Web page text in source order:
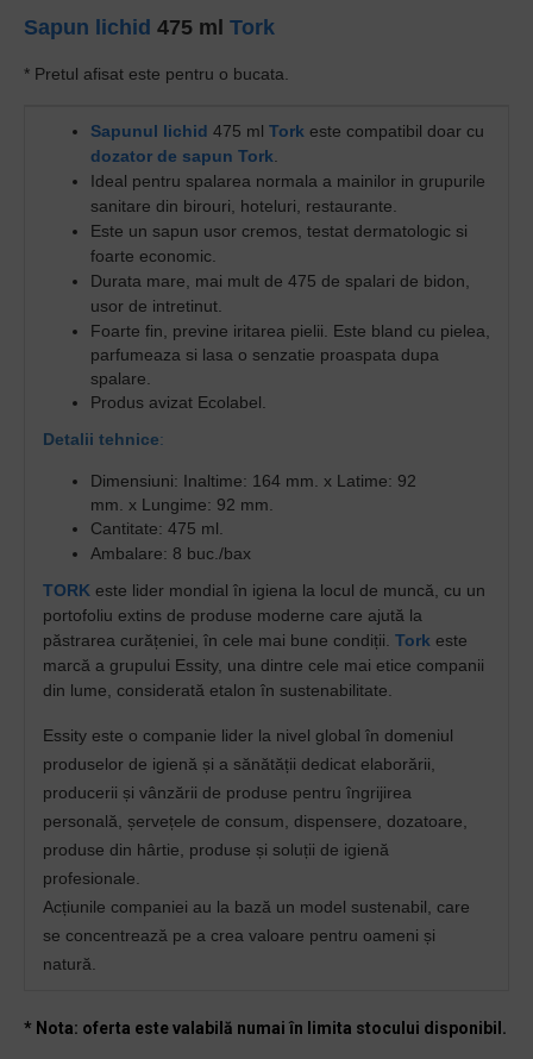
Sapun lichid 475 ml Tork
* Pretul afisat este pentru o bucata.
Sapunul lichid 475 ml Tork este compatibil doar cu
dozator de sapun Tork
Ideal pentru spalarea normala a mainilor in grupurile
sanitare din birouri, hoteluri, restaurante.
Este un sapun usor cremos, testat dermatologic si
foarte economic.
Durata mare, mai mult de 475 de spalari de bidon,
usor de intretinut.
Foarte fin, previne iritarea pielii. Este bland cu pielea,
parfumeaza si lasa o senzatie proaspata dupa
spalare.
Produs avizat Ecolabel.
Detalii tehnice:
Dimensiuni: Inaltime: 164 mm. x Latime: 92
mm. x Lungime: 92 mm.
Cantitate: 475 ml.
Ambalare: 8 buc./bax
TORK este lider mondial în igiena la locul de muncă, cu un
portofoliu extins de produse moderne care ajută la
păstrarea curățeniei, în cele mai bune condiții. Tork este
marcă a grupului Essity, una dintre cele mai etice companii
din lume, considerată etalon în sustenabilitate.
Essity este o companie lider la nivel global în domeniul
produselor de igienă și a sănătății dedicat elaborării,
producerii și vânzării de produse pentru îngrijirea
personală, șervețele de consum, dispensere, dozatoare,
produse din hârtie, produse și soluții de igienă
profesionale.
Acțiunile companiei au la bază un model sustenabil, care
se concentrează pe a crea valoare pentru oameni și
natură.
* Nota: oferta este valabilă numai în limita stocului disponibil.